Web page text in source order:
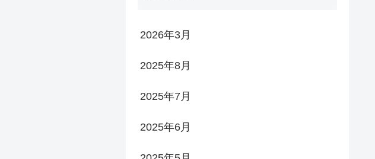
2026年3月
2025年8月
2025年7月
2025年6月